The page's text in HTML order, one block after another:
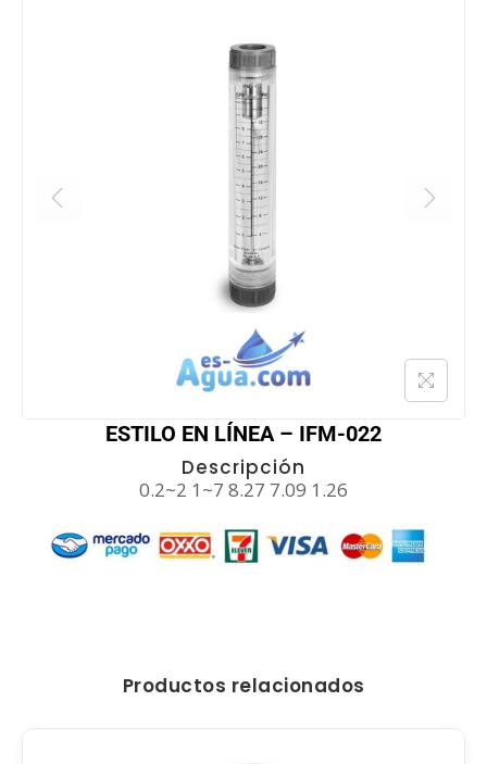
ESTILO EN LÍNEA – IFM-022
Descripción
0.2~2 1~7 8.27 7.09 1.26
Productos relacionados